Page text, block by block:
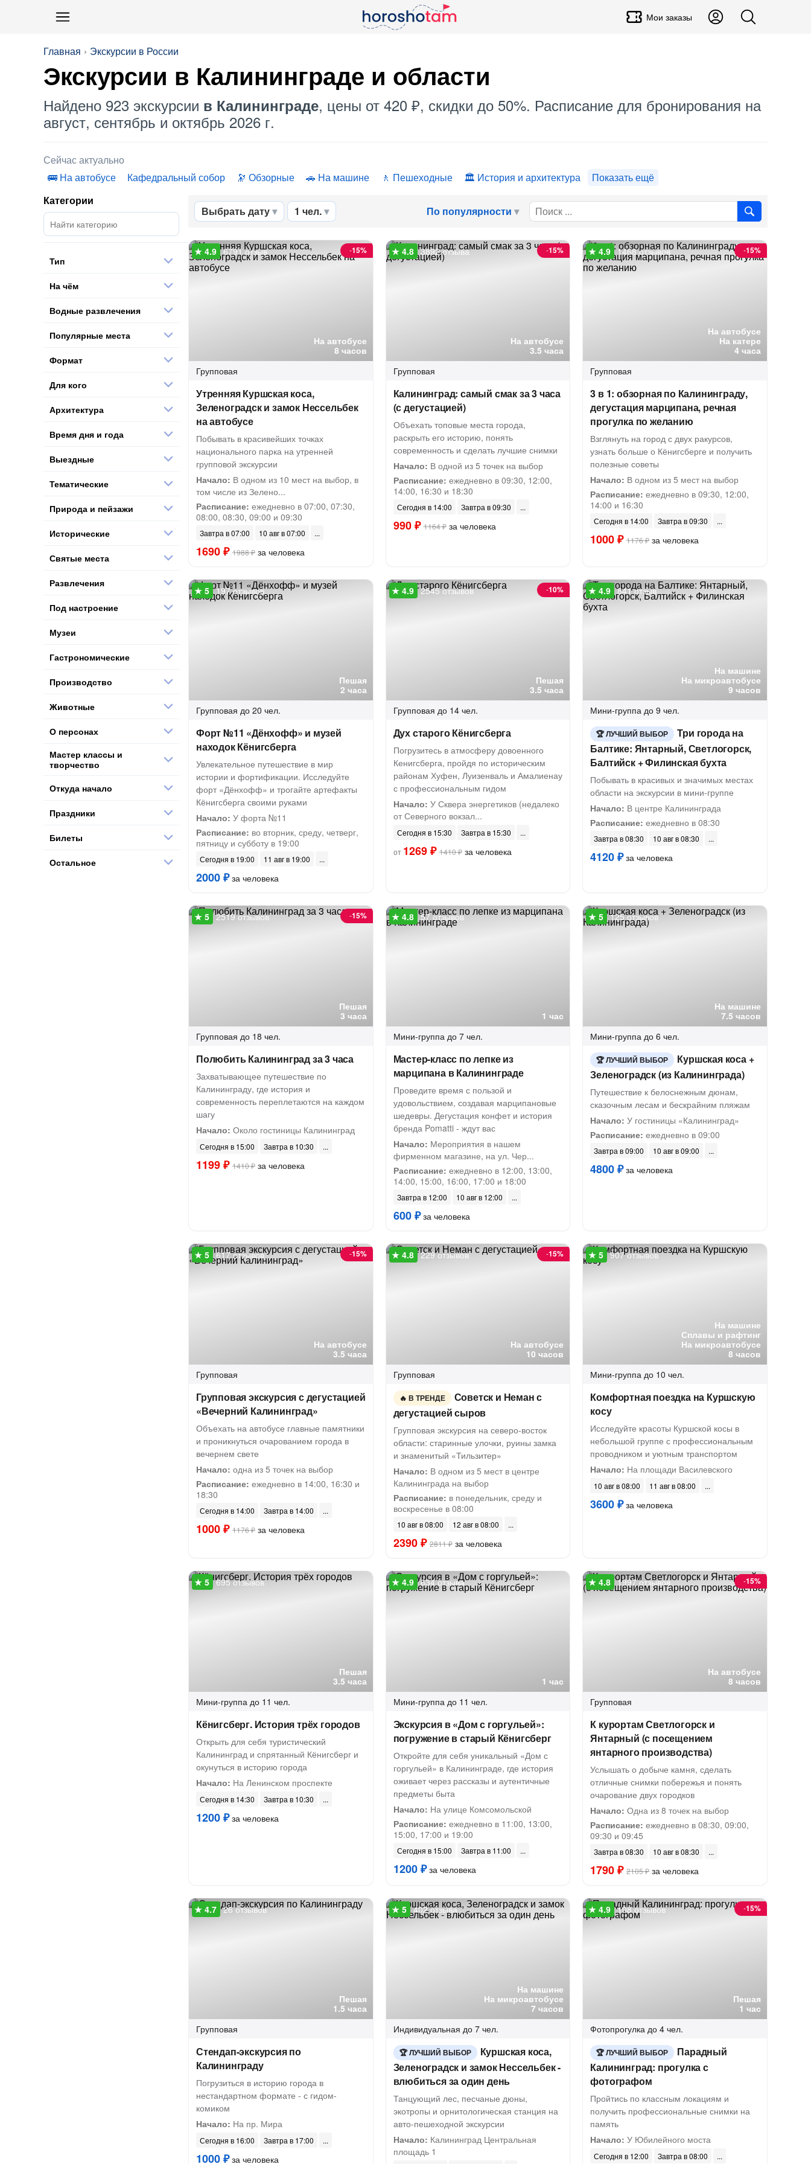
Мои заказы
Главная Экскурсии в России
Экскурсии в Калининграде и области
Найдено 923 экскурсии в Калининграде, цены от 420 ₽, скидки до 50%. Расписание для бронирования на
август, сентябрь и октябрь 2026 г.
Сейчас актуально
На автобусе
Кафедральный собор Обзорные На машине Пешеходные История и архитектура Показать ещё
Выбрать дату 1 чел. По популярности
На автобусе
8 часов
-15%
6791 отзыв
Групповая
Утренняя Куршская коса,
Зеленоградск и замок Нессельбек
на автобусе
Побывать в красивейших точках
национального парка на утренней
групповой экскурсии
Начало: В одном из 10 мест на выбор, в
том числе из Зелено...
Расписание: ежедневно в 07:00, 07:30,
08:00, 08:30, 09:00 и 09:30
Завтра в 07:00 10 авг в 07:00
1690 ₽ 1988 ₽ за человека
На автобусе
3.5 часа
-15%
3892 отзыва
Групповая
Калининград: самый смак за 3 часа
(с дегустацией)
Объехать топовые места города,
раскрыть его историю, понять
современность и сделать лучшие снимки
Начало: В одной из 5 точек на выбор
Расписание: ежедневно в 09:30, 12:00,
14:00, 16:30 и 18:30
Сегодня в 14:00 Завтра в 09:30
990 ₽ 1164 ₽за человека
На автобусе
На катере
4 часа
-15%
1468 отзывов
Групповая
3 в 1: обзорная по Калининграду,
дегустация марципана, речная
прогулка по желанию
Взглянуть на город с двух ракурсов,
узнать больше о Кёнигсберге и получить
полезные советы
Начало: В одном из 5 мест на выбор
Расписание: ежедневно в 09:30, 12:00,
14:00 и 16:30
Сегодня в 14:00 Завтра в 09:30
1000 ₽ 1176 ₽за человека
Пешая
2 часа
197 отзывов
Групповая до 20 чел.
Форт №11 «Дёнхофф» и музей
находок Кёнигсберга
Увлекательное путешествие в мир
истории и фортификации. Исследуйте
форт «Дёнхофф» и трогайте артефакты
Кёнигсберга своими руками
Начало: У форта №11
Расписание: во вторник, среду, четверг,
пятницу и субботу в 19:00
Сегодня в 19:00 11 авг в 19:00
2000 ₽за человека
Пешая
3.5 часа
-10%
2545 отзывов
Групповая до 14 чел.
Дух старого Кёнигсберга
Погрузитесь в атмосферу довоенного
Кенигсберга, пройдя по историческим
районам Хуфен, Луизенваль и Амалиенау
с профессиональным гидом
Начало: У Сквера энергетиков (недалеко
от Северного вокзал...
Сегодня в 15:30
Завтра в 15:30
от 1269 ₽ 1410 ₽за человека
На машине
На микроавтобусе
9 часов
841 отзыв
Мини-группа до 9 чел.
ЛУЧШИЙ ВЫБОР
Три города на
Балтике: Янтарный, Светлогорск,
Балтийск + Филинская бухта
Побывать в красивых и значимых местах
области на экскурсии в мини-группе
Начало: В центре Калининграда
Расписание: ежедневно в 08:30
Завтра в 08:30 10 авг в 08:30
4120 ₽за человека
Пешая
3 часа
-15%
2519 отзывов
Групповая до 18 чел.
Полюбить Калининград за 3 часа
Захватывающее путешествие по
Калининграду, где история и
современность переплетаются на каждом
шагу
Начало: Около гостиницы Калининград
Сегодня в 15:00 Завтра в 10:30
1199 ₽ 1410 ₽ за человека
1 час
57 отзывов
Мини-группа до 7 чел.
Мастер-класс по лепке из
марципана в Калининграде
Проведите время с пользой и
удовольствием, создавая марципановые
шедевры. Дегустация конфет и история
бренда Pomatti - ждут вас
Начало: Мероприятия в нашем
фирменном магазине, на ул. Чер...
Расписание: ежедневно в 12:00, 13:00,
14:00, 15:00, 16:00, 17:00 и 18:00
Завтра в 12:00 10 авг в 12:00
600 ₽за человека
На машине
7.5 часов
125 отзывов
Мини-группа до 6 чел.
ЛУЧШИЙ ВЫБОР
Куршская коса +
Зеленоградск (из Калининграда)
Путешествие к белоснежным дюнам,
сказочным лесам и бескрайним пляжам
Начало: У гостиницы «Калининград»
Расписание: ежедневно в 09:00
Завтра в 09:00 10 авг в 09:00
4800 ₽за человека
На автобусе
3.5 часа
-15%
617 отзывов
Групповая
Групповая экскурсия с дегустацией
«Вечерний Калининград»
Объехать на автобусе главные памятники
и проникнуться очарованием города в
вечернем свете
Начало: одна из 5 точек на выбор
Расписание: ежедневно в 14:00, 16:30 и
18:30
Сегодня в 14:00 Завтра в 14:00
1000 ₽ 1176 ₽ за человека
На автобусе
10 часов
-15%
229 отзывов
Групповая
В ТРЕНДЕ
Советск и Неман с
дегустацией сыров
Групповая экскурсия на северо-восток
области: старинные улочки, руины замка
и знаменитый «Тильзитер»
Начало: В одном из 5 мест в центре
Калининграда на выбор
Расписание: в понедельник, среду и
воскресенье в 08:00
10 авг в 08:00 12 авг в 08:00
2390 ₽ 2811 ₽за человека
На машине
Сплавы и рафтинг
На микроавтобусе
8 часов
907 отзывов
Мини-группа до 10 чел.
Комфортная поездка на Куршскую
косу
Исследуйте красоты Куршской косы в
небольшой группе с профессиональным
проводником и уютным транспортом
Начало: На площади Василевского
10 авг в 08:00 11 авг в 08:00
3600 ₽за человека
Пешая
3.5 часа
695 отзывов
Мини-группа до 11 чел.
Кёнигсберг. История трёх городов
Открыть для себя туристический
Калининград и спрятанный Кёнигсберг и
окунуться в историю города
Начало: На Ленинском проспекте
Сегодня в 14:30 Завтра в 10:30
1200 ₽за человека
1 час
634 отзыва
Мини-группа до 11 чел.
Экскурсия в «Дом с горгульей»:
погружение в старый Кёнигсберг
Откройте для себя уникальный «Дом с
горгульей» в Калининграде, где история
оживает через рассказы и аутентичные
предметы быта
Начало: На улице Комсомольской
Расписание: ежедневно в 11:00, 13:00,
15:00, 17:00 и 19:00
Сегодня в 15:00 Завтра в 11:00
1200 ₽за человека
На автобусе
8 часов
-15%
1997 отзывов
Групповая
К курортам Светлогорск и
Янтарный (с посещением
янтарного производства)
Услышать о добыче камня, сделать
отличные снимки побережья и понять
очарование двух городков
Начало: Одна из 8 точек на выбор
Расписание: ежедневно в 08:30, 09:00,
09:30 и 09:45
Завтра в 08:30 10 авг в 08:30
1790 ₽ 2105 ₽за человека
Пешая
1.5 часа
26 отзывов
Групповая
Стендап-экскурсия по
Калининграду
Погрузиться в историю города в
нестандартном формате - с гидом-
комиком
Начало: На пр. Мира
Сегодня в 16:00 Завтра в 17:00
1000 ₽за человека
На машине
На микроавтобусе
7 часов
402 отзыва
Индивидуальная до 7 чел.
ЛУЧШИЙ ВЫБОР
Куршская коса,
Зеленоградск и замок Нессельбек -
влюбиться за один день
Танцующий лес, песчаные дюны,
экотропы и орнитологическая станция на
авто-пешеходной экскурсии
Начало: Калининград Центральная
площадь 1
Пешая
1 час
-15%
108 отзывов
Фотопрогулка до 4 чел.
ЛУЧШИЙ ВЫБОР
Парадный
Калининград: прогулка с
фотографом
Пройтись по классным локациям и
получить профессиональные снимки на
память
Начало: У Юбилейного моста
Сегодня в 12:00 Завтра в 08:00
Категории
Тип
На чём
Водные развлечения
Популярные места
Формат
Для кого
Архитектура
Время дня и года
Выездные
Тематические
Природа и пейзажи
Исторические
Святые места
Развлечения
Под настроение
Музеи
Гастрономические
Производство
Животные
О персонах
Мастер классы и
творчество
Откуда начало
Праздники
Билеты
Остальное